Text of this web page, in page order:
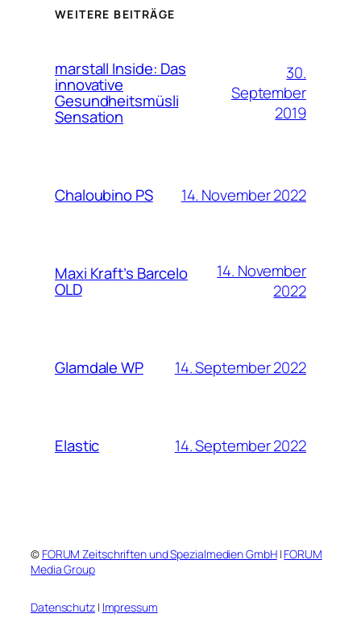
WEITERE BEITRÄGE
marstall Inside: Das
innovative
Gesundheitsmüsli
Sensation
30.
September
2019
Chaloubino PS 14. November 2022
Maxi Kraft’s Barcelo
OLD
14. November
2022
Glamdale WP 14. September 2022
Elastic 14. September 2022
© FORUM Zeitschriften und Spezialmedien GmbH| FORUM
Media Group
Datenschutz| Impressum